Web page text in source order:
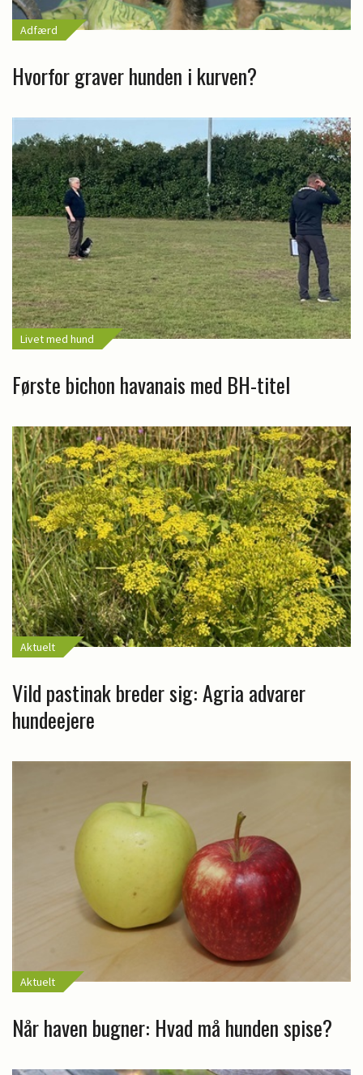
Adfærd
Hvorfor graver hunden i kurven?
Livet med hund
Første bichon havanais med BH-titel
Aktuelt
Vild pastinak breder sig: Agria advarer
hundeejere
Aktuelt
Når haven bugner: Hvad må hunden spise?